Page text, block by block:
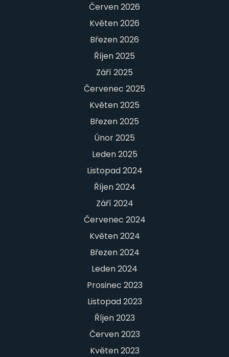
Červen 2026
Květen 2026
Březen 2026
Říjen 2025
Září 2025
Červenec 2025
Květen 2025
Březen 2025
Únor 2025
Leden 2025
Listopad 2024
Říjen 2024
Září 2024
Červenec 2024
Květen 2024
Březen 2024
Leden 2024
Prosinec 2023
Listopad 2023
Říjen 2023
Červen 2023
Květen 2023